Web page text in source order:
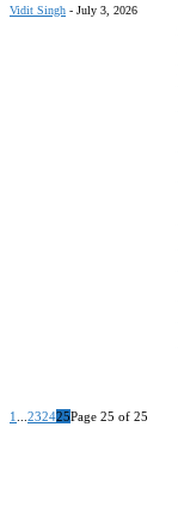
Vidit Singh - July 3, 2026
1 232425Page 25 of 25